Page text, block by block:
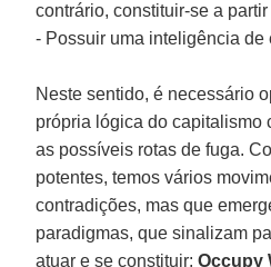
contrário, constituir-se a
- Possuir uma inteligência de
Neste sentido, é necessário
própria lógica do capitalismo
as possíveis rotas de fuga.
potentes, temos vários
contradições, mas que
paradigmas, que sinalizam
atuar e se constituir:Occupy